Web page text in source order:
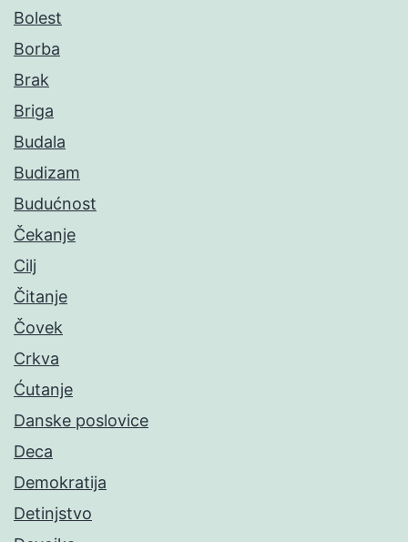
Bolest
Borba
Brak
Briga
Budala
Budizam
Budućnost
Čekanje
Cilj
Čitanje
Čovek
Crkva
Ćutanje
Danske poslovice
Deca
Demokratija
Detinjstvo